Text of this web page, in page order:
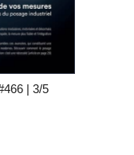
| 3/5